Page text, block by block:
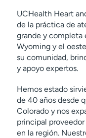
UCHealth Heart
de la práctica de
grande y completa
Wyoming y el
su comunidad,
y apoyo expertos.
Hemos estado
de 40 años desde
Colorado y nos
principal
en la región.